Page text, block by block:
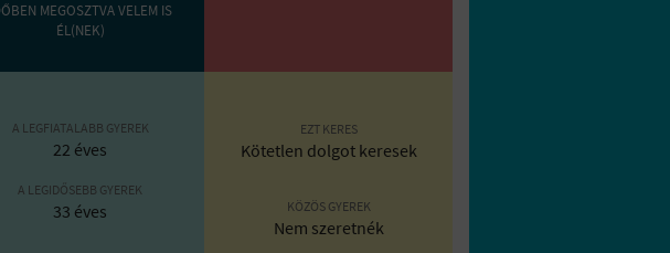
MEGOSZTVA VELEM IS
ÉL(NEK)
A LEGFIATALABB GYEREK
22 éves
A LEGIDŐSEBB GYEREK
33 éves
EZT KERES
Kötetlen dolgot keresek
KÖZÖS GYEREK
Nem szeretnék